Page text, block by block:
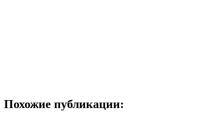
Похожие публикации: